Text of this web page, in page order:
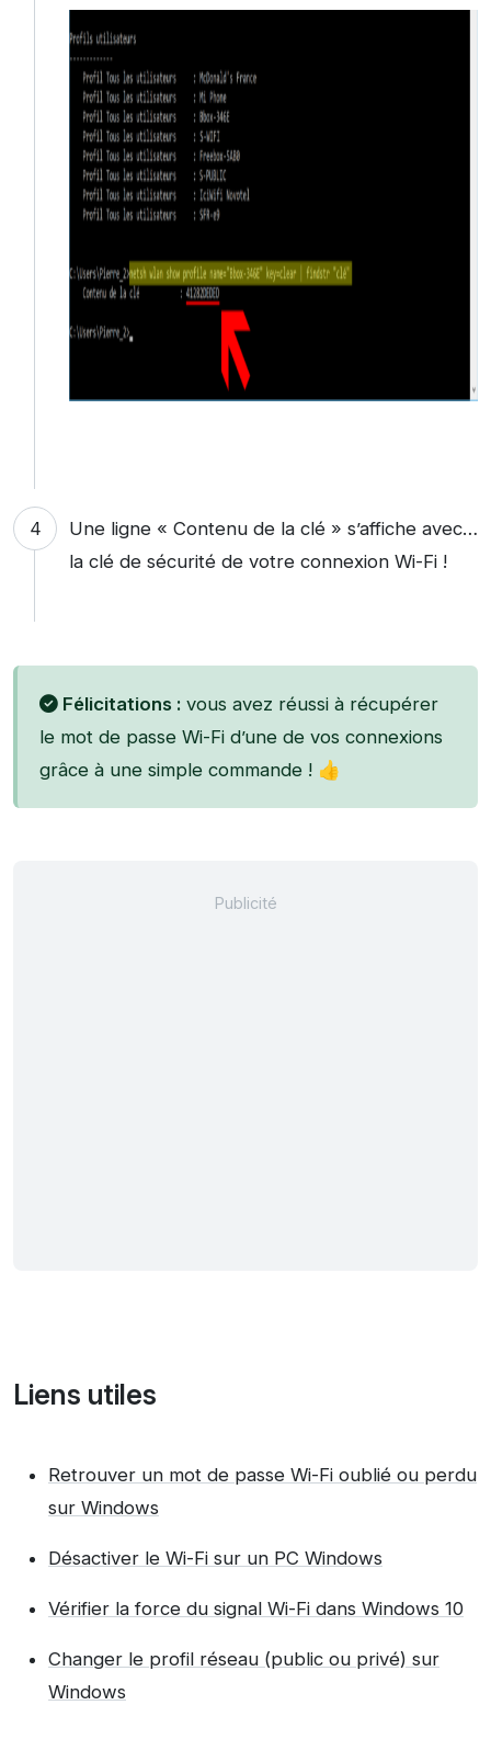
Une ligne « Contenu de la clé » s’affiche avec…
la clé de sécurité de votre connexion Wi-Fi !
Félicitations : vous avez réussi à récupérer
le mot de passe Wi-Fi d’une de vos connexions
grâce à une simple commande ! 👍
Liens utiles
Retrouver un mot de passe Wi-Fi oublié ou perdu
sur Windows
Désactiver le Wi-Fi sur un PC Windows
Vérifier la force du signal Wi-Fi dans Windows 10
Changer le profil réseau (public ou privé) sur
Windows